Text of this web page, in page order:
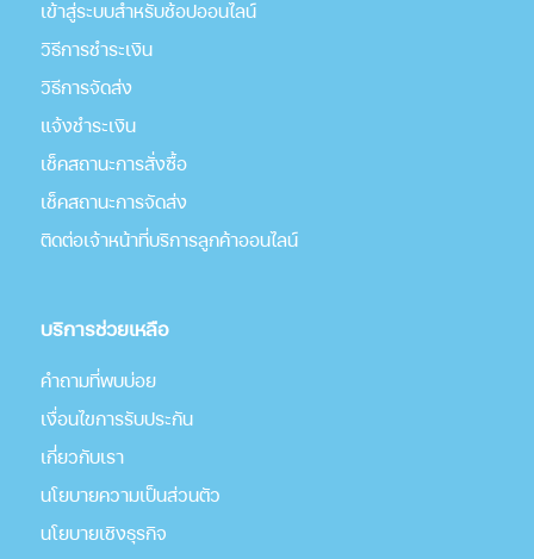
เข้าสู่ระบบสำหรับช้อปออนไลน์
วิธีการชำระเงิน
วิธีการจัดส่ง
แจ้งชำระเงิน
เช็คสถานะการสั่งซื้อ
เช็คสถานะการจัดส่ง
ติดต่อเจ้าหน้าที่บริการลูกค้าออนไลน์
บริการช่วยเหลือ
คำถามที่พบบ่อย
เงื่อนไขการรับประกัน
เกี่่ยวกับเรา
นโยบายความเป็นส่วนตัว
นโยบายเชิงธุรกิจ